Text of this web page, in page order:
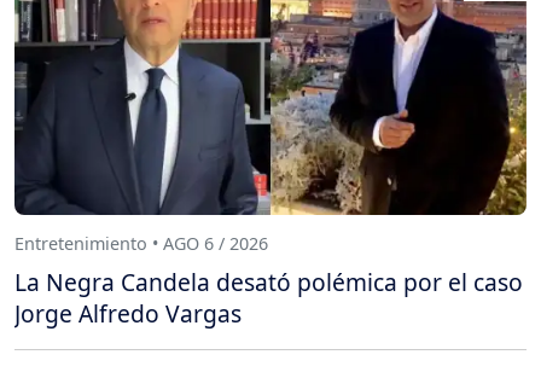
Entretenimiento • AGO 6 / 2026
La Negra Candela desató polémica por el caso
Jorge Alfredo Vargas